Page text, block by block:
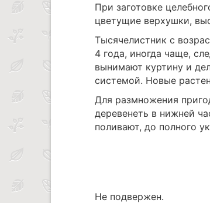
При заготовке
цветущие верхушки,
Тысячелистник с
4 года, иногда чаще,
вынимают куртину и
системой. Новые
Для размножения
деревенеть в нижней
поливают, до полного
Не подвержен.